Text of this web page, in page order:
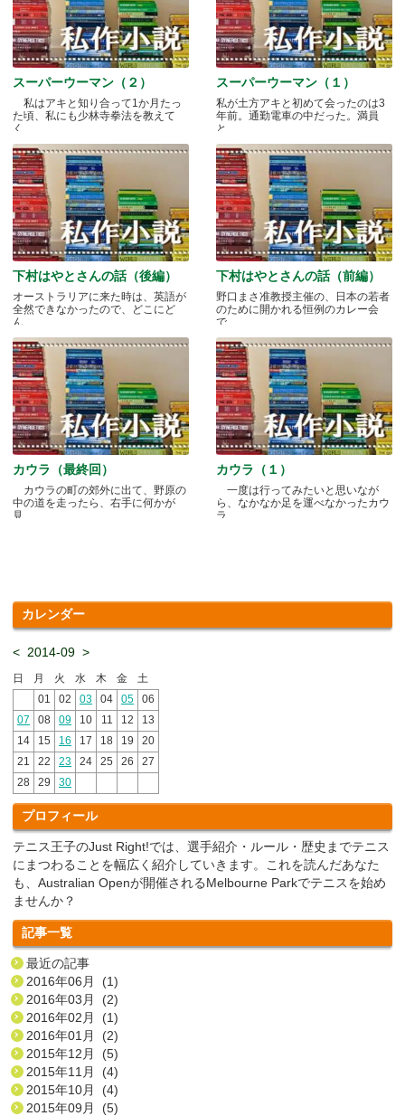
スーパーウーマン（２）
私はアキと知り合って1か月たっ
た頃、私にも少林寺拳法を教えて
く.....
スーパーウーマン（１）
私が土方アキと初めて会ったのは3
年前。通勤電車の中だった。満員
と.....
下村はやとさんの話（後編）
オーストラリアに来た時は、英語が
全然できなかったので、どこにど
ん.....
下村はやとさんの話（前編）
野口まさ准教授主催の、日本の若者
のために開かれる恒例のカレー会
で.....
カウラ（最終回）
カウラの町の郊外に出て、野原の
中の道を走ったら、右手に何かが
見.....
カウラ（１）
一度は行ってみたいと思いなが
ら、なかなか足を運べなかったカウ
ラ.....
カレンダー
< 2014-09 >
日 月 火 水 木 金
土
01
02 03 04 05
06
07
08 09 10 11 12
13
14
15 16 17 18 19
20
21
22 23 24 25 26
27
28
29 30
プロフィール
テニス王子のJust Right!では、選手紹介・ルール・歴史までテニス
にまつわることを幅広く紹介していきます。これを読んだあなた
も、Australian Openが開催されるMelbourne Parkでテニスを始め
ませんか？
記事一覧
最近の記事
2016年06月 (1)
2016年03月 (2)
2016年02月 (1)
2016年01月 (2)
2015年12月 (5)
2015年11月 (4)
2015年10月 (4)
2015年09月 (5)